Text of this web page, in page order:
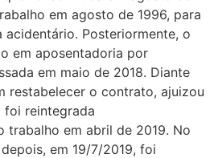
em agosto de 1996, para
Posteriormente, o
em aposentadoria por
em maio de 2018. Diante
restabelecer o contrato, ajuizou
foi reintegrada
trabalho em abril de 2019. No
em 19/7/2019, foi